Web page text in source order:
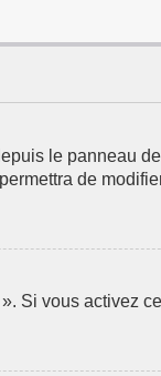
le panneau
de
Si vous activez